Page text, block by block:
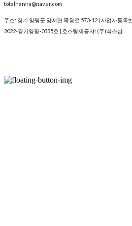
totalhanna@naver.com
주소: 경기 양평군 양서면 목왕로 573-12 | 사업자등록
2022-경기양평-0335호 | 호스팅제공자: (주)식스샵